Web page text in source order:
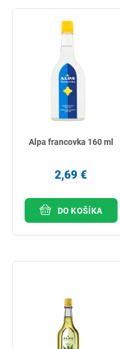
Alpa francovka 160 ml
2,69 €
DO KOŠÍKA